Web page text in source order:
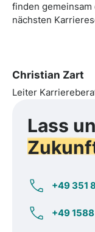
finden gemeinsam
nächsten
Christian Zart
Leiter
Lass
+49 351
+49